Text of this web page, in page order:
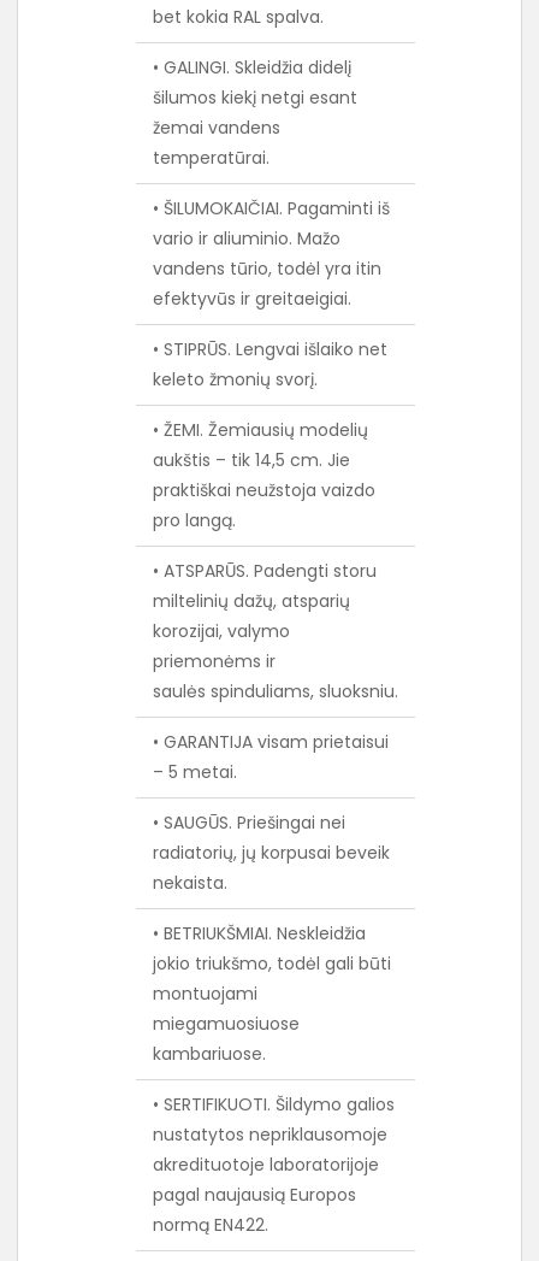
bet kokia RAL spalva.
• GALINGI. Skleidžia didelį
šilumos kiekį netgi esant
žemai vandens
temperatūrai.
• ŠILUMOKAIČIAI. Pagaminti iš
vario ir aliuminio. Mažo
vandens tūrio, todėl yra itin
efektyvūs ir greitaeigiai.
• STIPRŪS. Lengvai išlaiko net
keleto žmonių svorį.
• ŽEMI. Žemiausių modelių
aukštis – tik 14,5 cm. Jie
praktiškai neužstoja vaizdo
pro langą.
• ATSPARŪS. Padengti storu
miltelinių dažų, atsparių
korozijai, valymo
priemonėms ir
saulės spinduliams, sluoksniu.
• GARANTIJA visam prietaisui
– 5 metai.
• SAUGŪS. Priešingai nei
radiatorių, jų korpusai beveik
nekaista.
• BETRIUKŠMIAI. Neskleidžia
jokio triukšmo, todėl gali būti
montuojami
miegamuosiuose
kambariuose.
• SERTIFIKUOTI. Šildymo galios
nustatytos nepriklausomoje
akredituotoje laboratorijoje
pagal naujausią Europos
normą EN422.